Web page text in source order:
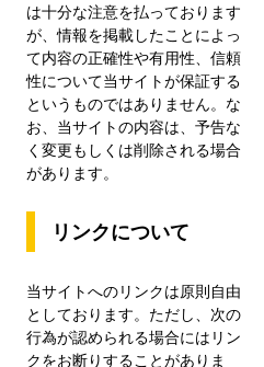
は十分な注意を払っております
が、情報を掲載したことによっ
て内容の正確性や有用性、信頼
性について当サイトが保証する
というものではありません。な
お、当サイトの内容は、予告な
く変更もしくは削除される場合
があります。
リンクについて
当サイトへのリンクは原則自由
としております。ただし、次の
行為が認められる場合にはリン
クをお断りすることがありま